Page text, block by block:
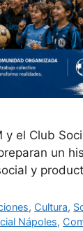
y el Club
un
y
, Cultura,
Nápoles,